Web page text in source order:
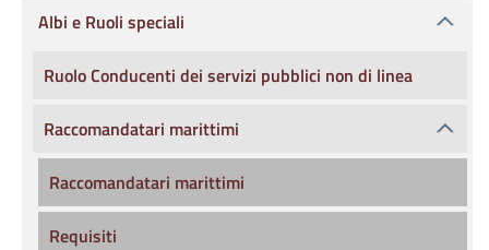
Albi e Ruoli speciali
Ruolo Conducenti dei servizi pubblici non di linea
Raccomandatari marittimi
Raccomandatari marittimi
Requisiti